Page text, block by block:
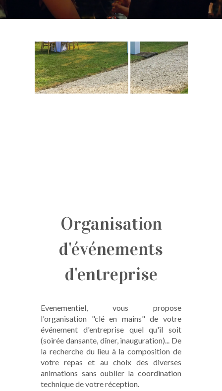
Organisation
d'événements
d'entreprise
Evenementiel, vous propose
l'organisation "clé en mains" de votre
événement d'entreprise quel qu'il soit
(soirée dansante, dîner, inauguration)... De
la recherche du lieu à la composition de
votre repas et au choix des diverses
animations sans oublier la coordination
technique de votre réception.